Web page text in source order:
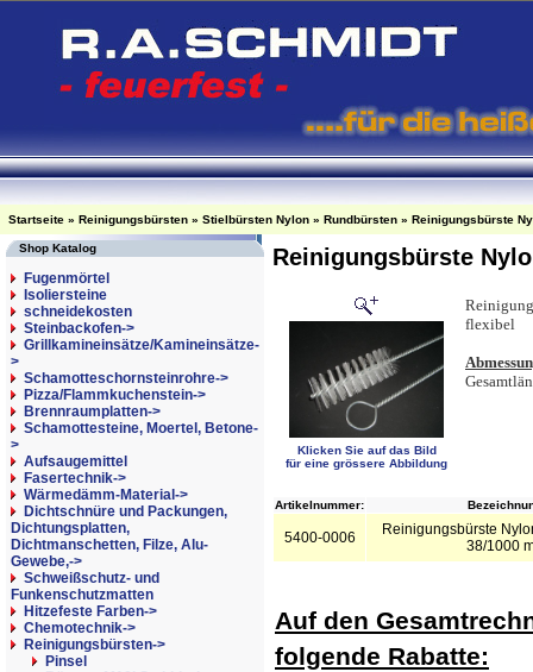
Startseite » Reinigungsbürsten » Stielbürsten Nylon » Rundbürsten » Reinigungsbürste
Shop Katalog
Fugenmörtel
Isoliersteine
schneidekosten
Steinbackofen->
Grillkamineinsätze/Kamineinsätze-
>
Schamotteschornsteinrohre->
Pizza/Flammkuchenstein->
Brennraumplatten->
Schamottesteine, Moertel, Betone-
>
Aufsaugemittel
Fasertechnik->
Wärmedämm-Material->
Dichtschnüre und Packungen,
Dichtungsplatten,
Dichtmanschetten, Filze, Alu-
Gewebe,->
Schweißschutz- und
Funkenschutzmatten
Hitzefeste Farben->
Chemotechnik->
Reinigungsbürsten->
Pinsel
Reinigungsbürste
Klicken Sie auf das Bild
für eine grössere Abbildung
flexibel
Artikelnummer:
5400-0006
Reinigungsbürste
38/1000
Auf den
folgende Rabatte: